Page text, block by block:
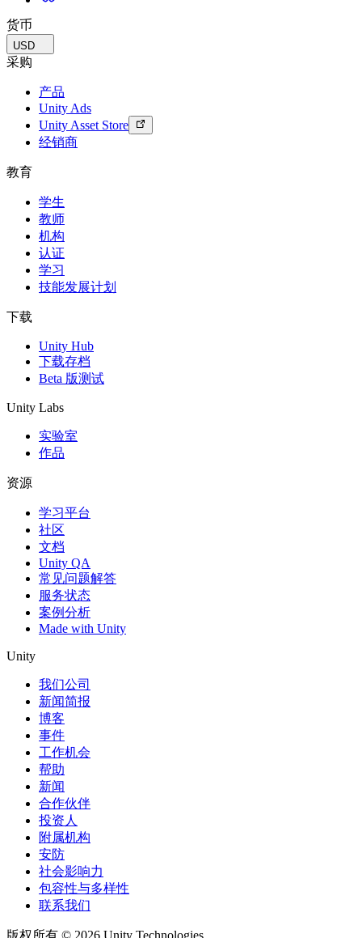
货币
USD
采购
产品
Unity Ads
Unity Asset Store
经销商
教育
学生
教师
机构
认证
学习
技能发展计划
下载
Unity Hub
下载存档
Beta 版测试
Unity Labs
实验室
作品
资源
学习平台
社区
文档
Unity QA
常见问题解答
服务状态
案例分析
Made with Unity
Unity
我们公司
新闻简报
博客
事件
工作机会
帮助
新闻
合作伙伴
投资人
附属机构
安防
社会影响力
包容性与多样性
联系我们
版权所有 © 2026 Unity Technologies